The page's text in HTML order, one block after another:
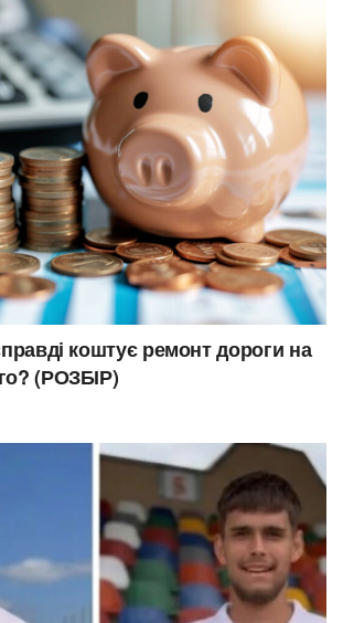
коштує ремонт дороги на
(РОЗБІР)